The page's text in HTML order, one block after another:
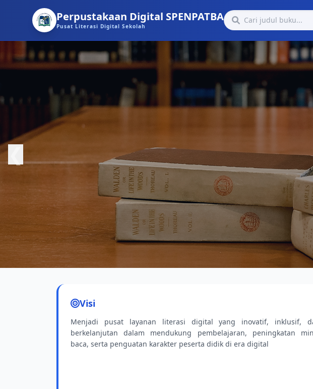
Perpustakaan Digital SPENPATBA
Pusat Literasi Digital Sekolah
Koleksi Terbaru
Buku-buku pelajaran dan fiksi terbaru sudah tersedia.
Visi
Menjadi pusat layanan literasi digital yang inovatif, inklusif,
berkelanjutan dalam mendukung pembelajaran, peningkatan
baca, serta penguatan karakter peserta didik di era digital